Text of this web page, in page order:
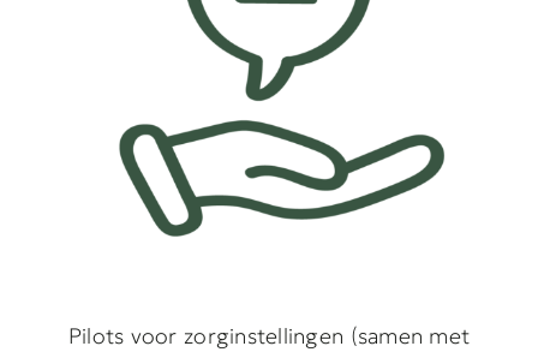
Pilots voor zorginstellingen (samen met